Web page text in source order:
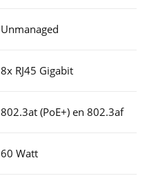
Unmanaged
8x RJ45 Gigabit
802.3at (PoE+) en 802.3af
60 Watt